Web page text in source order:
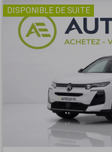
DISPONIBLE DE SUITE